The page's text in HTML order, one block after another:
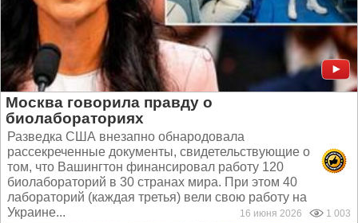
Москва говорила правду о
биолабораториях
Разведка США внезапно обнародовала
рассекреченные документы, свидетельствующие о
том, что Вашингтон финансировал работу 120
биолабораторий в 30 странах мира. При этом 40
лабораторий (каждая третья) вели свою работу на
Украине...
16 июня 2026 1 003